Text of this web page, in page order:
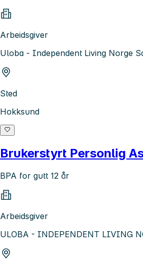
Arbeidsgiver
Uloba - Independent Living Norge
Sted
Hokksund
Brukerstyrt Personlig
BPA for gutt 12 år
Arbeidsgiver
ULOBA - INDEPENDENT LIVING